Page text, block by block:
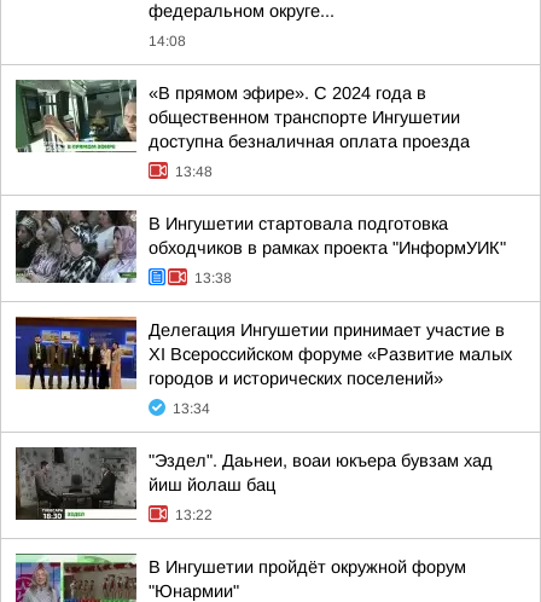
федеральном округе...
14:08
«В прямом эфире». С 2024 года в
общественном транспорте Ингушетии
доступна безналичная оплата проезда
13:48
В Ингушетии стартовала подготовка
обходчиков в рамках проекта "ИнформУИК"
13:38
Делегация Ингушетии принимает участие в
XI Всероссийском форуме «Развитие малых
городов и исторических поселений»
13:34
"Эздел". Даьнеи, воаи юкъера бувзам хад
йиш йолаш бац
13:22
В Ингушетии пройдёт окружной форум
"Юнармии"